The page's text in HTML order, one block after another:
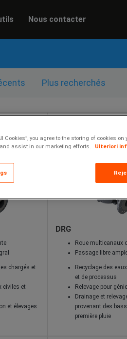
Nous contacter
Plus recherchés
chargés et
civiles et
et élevages
DRG
Roue multicanaux
Passage libre
Recyclage des
et de processus
Relevage pour
Drainage et
provenant des
première pluie
Cookies”, you agree to the storing of cookies
assist in our marketing efforts.
Ulteriori